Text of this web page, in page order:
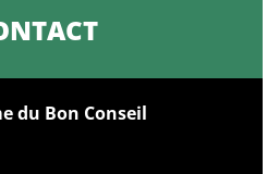
du Bon Conseil